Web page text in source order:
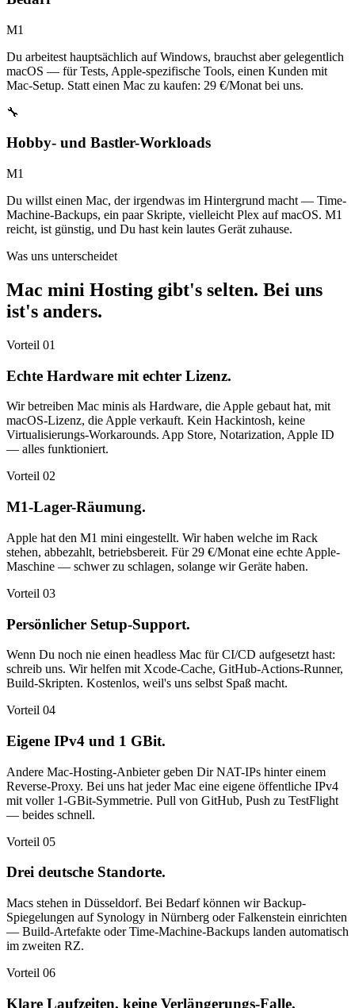
M1
Du arbeitest hauptsächlich auf Windows, brauchst aber gelegentlich
macOS — für Tests, Apple-spezifische Tools, einen Kunden mit
Mac-Setup. Statt einen Mac zu kaufen: 29 €/Monat bei uns.
🔧
Hobby- und Bastler-Workloads
M1
Du willst einen Mac, der irgendwas im Hintergrund macht — Time-
Machine-Backups, ein paar Skripte, vielleicht Plex auf macOS. M1
reicht, ist günstig, und Du hast kein lautes Gerät zuhause.
Was uns unterscheidet
Mac mini Hosting gibt's selten. Bei uns
ist's anders.
Vorteil 01
Echte Hardware mit echter Lizenz.
Wir betreiben Mac minis als Hardware, die Apple gebaut hat, mit
macOS-Lizenz, die Apple verkauft. Kein Hackintosh, keine
Virtualisierungs-Workarounds. App Store, Notarization, Apple ID
— alles funktioniert.
Vorteil 02
M1-Lager-Räumung.
Apple hat den M1 mini eingestellt. Wir haben welche im Rack
stehen, abbezahlt, betriebsbereit. Für 29 €/Monat eine echte Apple-
Maschine — schwer zu schlagen, solange wir Geräte haben.
Vorteil 03
Persönlicher Setup-Support.
Wenn Du noch nie einen headless Mac für CI/CD aufgesetzt hast:
schreib uns. Wir helfen mit Xcode-Cache, GitHub-Actions-Runner,
Build-Skripten. Kostenlos, weil's uns selbst Spaß macht.
Vorteil 04
Eigene IPv4 und 1 GBit.
Andere Mac-Hosting-Anbieter geben Dir NAT-IPs hinter einem
Reverse-Proxy. Bei uns hat jeder Mac eine eigene öffentliche IPv4
mit voller 1-GBit-Symmetrie. Pull von GitHub, Push zu TestFlight
— beides schnell.
Vorteil 05
Drei deutsche Standorte.
Macs stehen in Düsseldorf. Bei Bedarf können wir Backup-
Spiegelungen auf Synology in Nürnberg oder Falkenstein einrichten
— Build-Artefakte oder Time-Machine-Backups landen automatisch
im zweiten RZ.
Vorteil 06
Klare Laufzeiten, keine Verlängerungs-Falle.